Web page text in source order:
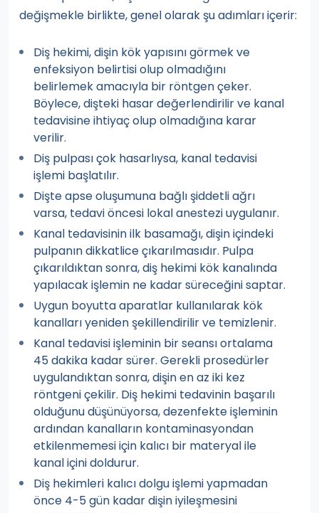
değişmekle birlikte, genel olarak şu adımları içerir:
Diş hekimi, dişin kök yapısını görmek ve
enfeksiyon belirtisi olup olmadığını
belirlemek amacıyla bir röntgen çeker.
Böylece, dişteki hasar değerlendirilir ve kanal
tedavisine ihtiyaç olup olmadığına karar
verilir.
Diş pulpası çok hasarlıysa, kanal tedavisi
işlemi başlatılır.
Dişte apse oluşumuna bağlı şiddetli ağrı
varsa, tedavi öncesi lokal anestezi uygulanır.
Kanal tedavisinin ilk basamağı, dişin içindeki
pulpanın dikkatlice çıkarılmasıdır. Pulpa
çıkarıldıktan sonra, diş hekimi kök kanalında
yapılacak işlemin ne kadar süreceğini saptar.
Uygun boyutta aparatlar kullanılarak kök
kanalları yeniden şekillendirilir ve temizlenir.
Kanal tedavisi işleminin bir seansı ortalama
45 dakika kadar sürer. Gerekli prosedürler
uygulandıktan sonra, dişin en az iki kez
röntgeni çekilir. Diş hekimi tedavinin başarılı
olduğunu düşünüyorsa, dezenfekte işleminin
ardından kanalların kontaminasyondan
etkilenmemesi için kalıcı bir materyal ile
kanal içini doldurur.
Diş hekimleri kalıcı dolgu işlemi yapmadan
önce 4-5 gün kadar dişin iyileşmesini